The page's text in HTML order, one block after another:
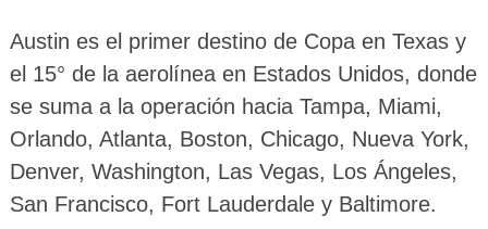
Austin es el primer destino de Copa en Texas y
el 15° de la aerolínea en Estados Unidos, donde
se suma a la operación hacia Tampa, Miami,
Orlando, Atlanta, Boston, Chicago, Nueva York,
Denver, Washington, Las Vegas, Los Ángeles,
San Francisco, Fort Lauderdale y Baltimore.